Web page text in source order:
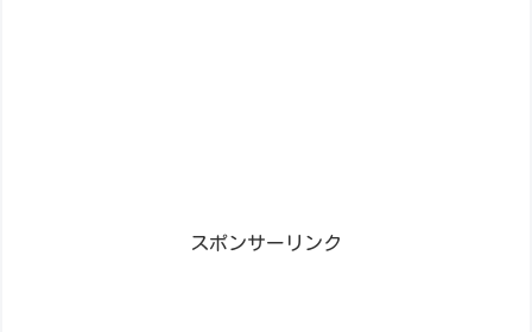
スポンサーリンク